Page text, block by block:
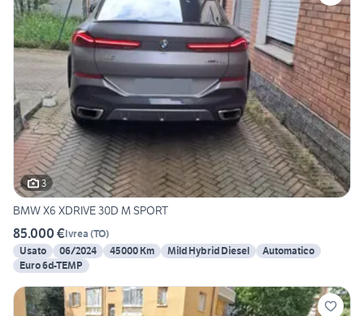
3
BMW X6 XDRIVE 30D M SPORT
85.000 €Ivrea (TO)
Usato
06/2024 45000 Km Mild Hybrid Diesel
Automatico
Euro 6d-TEMP